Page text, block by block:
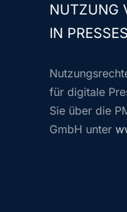
NUTZUNG
IN
für digitale
Sie über die
GmbH unter